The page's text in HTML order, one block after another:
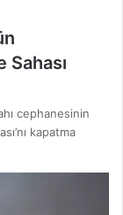
cephanesinin
kapatma